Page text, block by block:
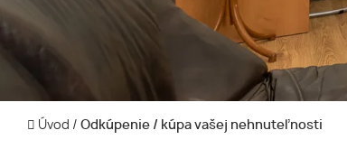
Úvod / Odkúpenie / kúpa vašej nehnuteľnosti